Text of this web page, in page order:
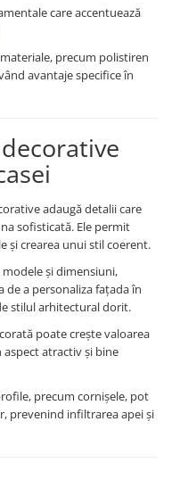
care accentuează
precum polistiren
avantaje specifice în
adaugă detalii care
sofisticată. Ele permit
și crearea unui stil coerent.
modele și dimensiuni,
a personaliza fațada în
stilul arhitectural dorit.
poate crește valoarea
atractiv și bine
precum cornișele, pot
prevenind infiltrarea apei și